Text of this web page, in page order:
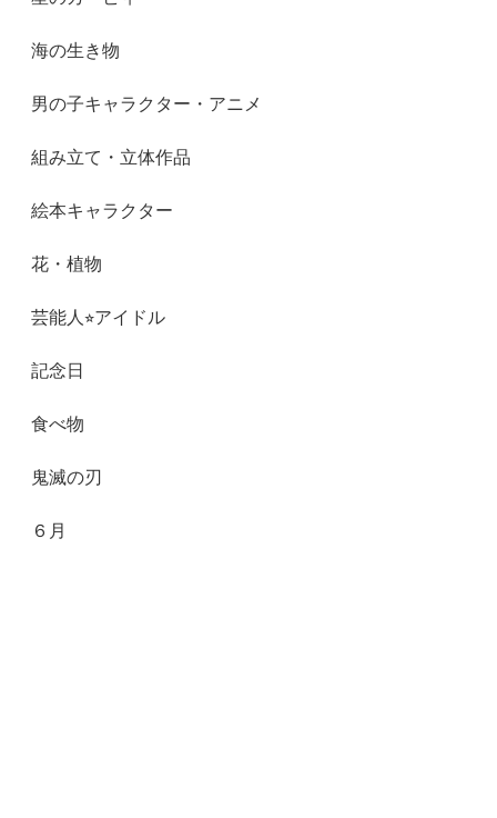
海の生き物
男の子キャラクター・アニメ
組み立て・立体作品
絵本キャラクター
花・植物
芸能人⭐︎アイドル
記念日
食べ物
鬼滅の刃
６月